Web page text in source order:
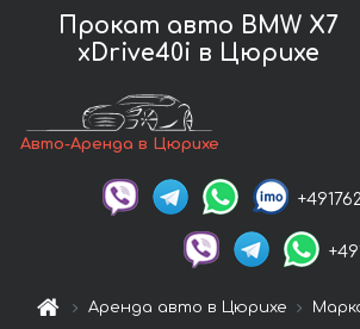
Прокат авто BMW X7
xDrive40i в Цюрихе
Авто-Аренда в Цюрихе
Аренда авто в Цюрихе